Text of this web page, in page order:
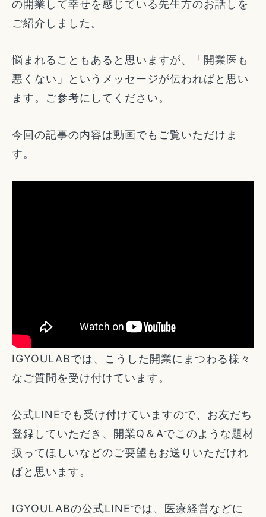
の開業して幸せを感じている先生方のお話しを
ご紹介しました。
悩まれることもあると思いますが、「開業医も
悪くない」というメッセージが伝わればと思い
ます。ご参考にしてください。
今回の記事の内容は動画でもご覧いただけま
す。
IGYOULABでは、こうした開業にまつわる様々
なご質問を受け付けています。
公式LINEでも受け付けていますので、お友だち
登録していただき、開業Q＆Aでこのような題材
扱ってほしいなどのご要望もお送りいただけれ
ばと思います。
IGYOULABの公式LINEでは、医療経営などに